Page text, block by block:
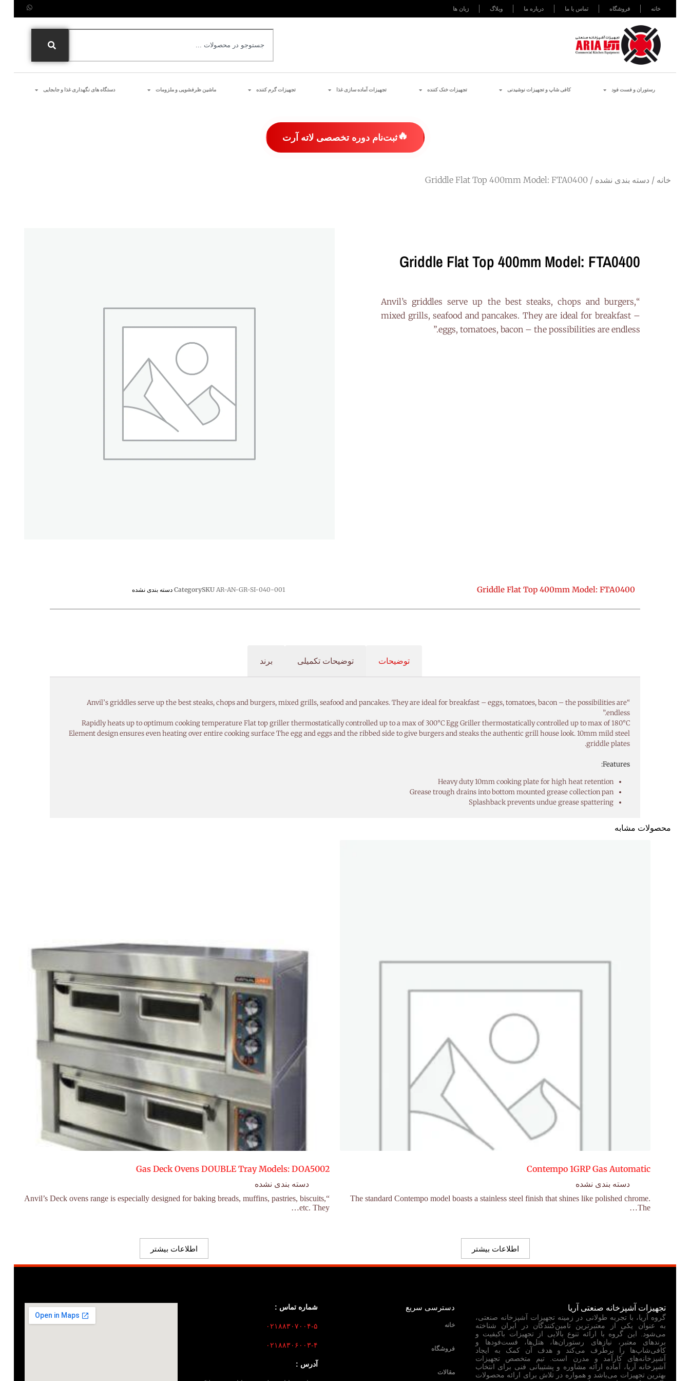
خانه فروشگاه تماس با ما درباره ما وبلاگ زبان ها
رستوران و فست فود کافی شاپ و تجهیزات نوشیدنی تجهیزات خنک کننده تجهیزات آماده سازی غذا تجهیزات گرم کننده ماشین ظرفشویی و ملزومات دستگاه های نگهداری غذا و جابجایی
🔥ثبت‌نام دوره تخصصی لاته آرت
خانه / دسته بندی نشده / Griddle Flat Top 400mm Model: FTA0400
Griddle Flat Top 400mm Model: FTA0400
“Anvil’s griddles serve up the best steaks, chops and burgers,
mixed grills, seafood and pancakes. They are ideal for breakfast –
eggs, tomatoes, bacon – the possibilities are endless.”
Griddle Flat Top 400mm Model: FTA0400
SKU AR-AN-GR-SI-040-001
Category دسته بندی نشده
توضیحات توضیحات تکمیلی برند
“Anvil’s griddles serve up the best steaks, chops and burgers, mixed grills, seafood and pancakes. They are ideal for breakfast – eggs, tomatoes, bacon – the possibilities are
endless.”
Rapidly heats up to optimum cooking temperature Flat top griller thermostatically controlled up to a max of 300°C Egg Griller thermostatically controlled up to max of 180°C
Element design ensures even heating over entire cooking surface The egg and eggs and the ribbed side to give burgers and steaks the authentic grill house look. 10mm mild steel
griddle plates.
Features:
Heavy duty 10mm cooking plate for high heat retention
Grease trough drains into bottom mounted grease collection pan
Splashback prevents undue grease spattering
محصولات مشابه
Contempo 1GRP Gas Automatic
دسته بندی نشده
The standard Contempo model boasts a stainless steel finish that shines like polished chrome.
The…
اطلاعات بیشتر
Gas Deck Ovens DOUBLE Tray Models: DOA5002
دسته بندی نشده
“Anvil’s Deck ovens range is especially designed for baking breads, muffins, pastries, biscuits,
etc. They…
اطلاعات بیشتر
تجهیزات آشپزخانه صنعتی آریا
گروه آریا، با تجربه طولانی در زمینه تجهیزات آشپزخانه صنعتی،
به عنوان یکی از معتبرترین تامین‌کنندگان در ایران شناخته
می‌شود. این گروه با ارائه تنوع بالایی از تجهیزات باکیفیت و
برندهای معتبر، نیازهای رستوران‌ها، هتل‌ها، فست‌فودها و
کافی‌شاپ‌ها را برطرف می‌کند و هدف آن کمک به ایجاد
آشپزخانه‌های کارآمد و مدرن است. تیم متخصص تجهیزات
آشپزخانه آریا، آماده ارائه مشاوره و پشتیبانی فنی برای انتخاب
بهترین تجهیزات می‌باشد و همواره در تلاش برای ارائه محصولات
دسترسی سریع
خانه
فروشگاه
مقالات
شماره تماس :
۰۲۱۸۸۳۰۷۰۰۴-۵
۰۲۱۸۸۳۰۶۰۰۳-۴
آدرس :